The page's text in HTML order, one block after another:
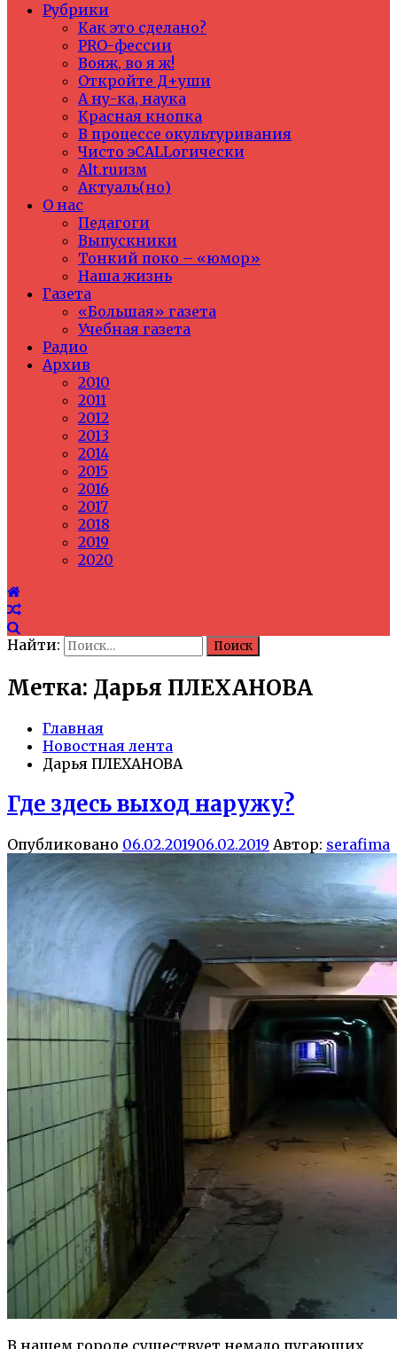
Рубрики
Как это сделано?
PRO-фессии
Вояж, во я ж!
Откройте Д+уши
А ну-ка, наука
Красная кнопка
В процессе окультуривания
Чисто эCALLогически
Alt.ruизм
Актуаль(но)
О нас
Педагоги
Выпускники
Тонкий поко – «юмор»
Наша жизнь
Газета
«Большая» газета
Учебная газета
Радио
Архив
2010
2011
2012
2013
2014
2015
2016
2017
2018
2019
2020
Найти:
Метка: Дарья ПЛЕХАНОВА
Главная
Новостная лента
Дарья ПЛЕХАНОВА
Где здесь выход наружу?
Опубликовано 06.02.201906.02.2019 Автор: serafima
В нашем городе существует немало пугающих